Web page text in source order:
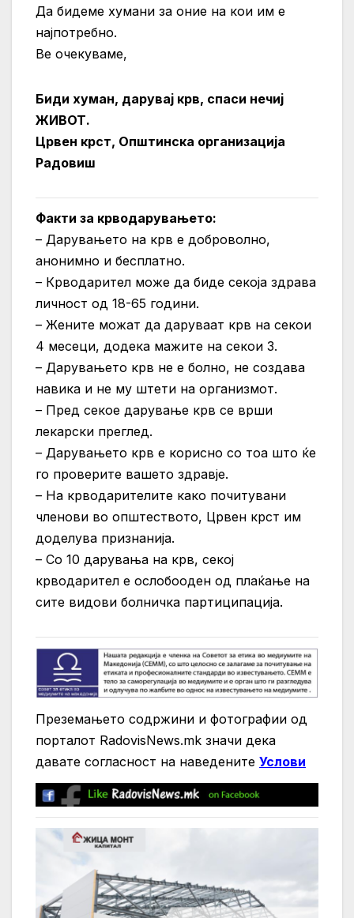
Да бидеме хумани за оние на кои им е
најпотребно.
Ве очекуваме,
Биди хуман, дарувај крв, спаси нечиј
ЖИВОТ.
Црвен крст, Општинска организација
Радовиш
Факти за крводарувањето:
– Дарувањето на крв е доброволно,
анонимно и бесплатно.
– Крводарител може да биде секоја здрава
личност од 18-65 години.
– Жените можат да даруваат крв на секои
4 месеци, додека мажите на секои 3.
– Дарувањето крв не е болно, не создава
навика и не му штети на организмот.
– Пред секое дарување крв се врши
лекарски преглед.
– Дарувањето крв е корисно со тоа што ќе
го проверите вашето здравје.
– На крводарителите како почитувани
членови во општеството, Црвен крст им
доделува признанија.
– Со 10 дарувања на крв, секој
крводарител е ослобооден од плаќање на
сите видови болничка партиципацијa.
Преземањето содржини и фотографии од
порталот RadovisNews.mk значи дека
давате согласност на нaведените Услови